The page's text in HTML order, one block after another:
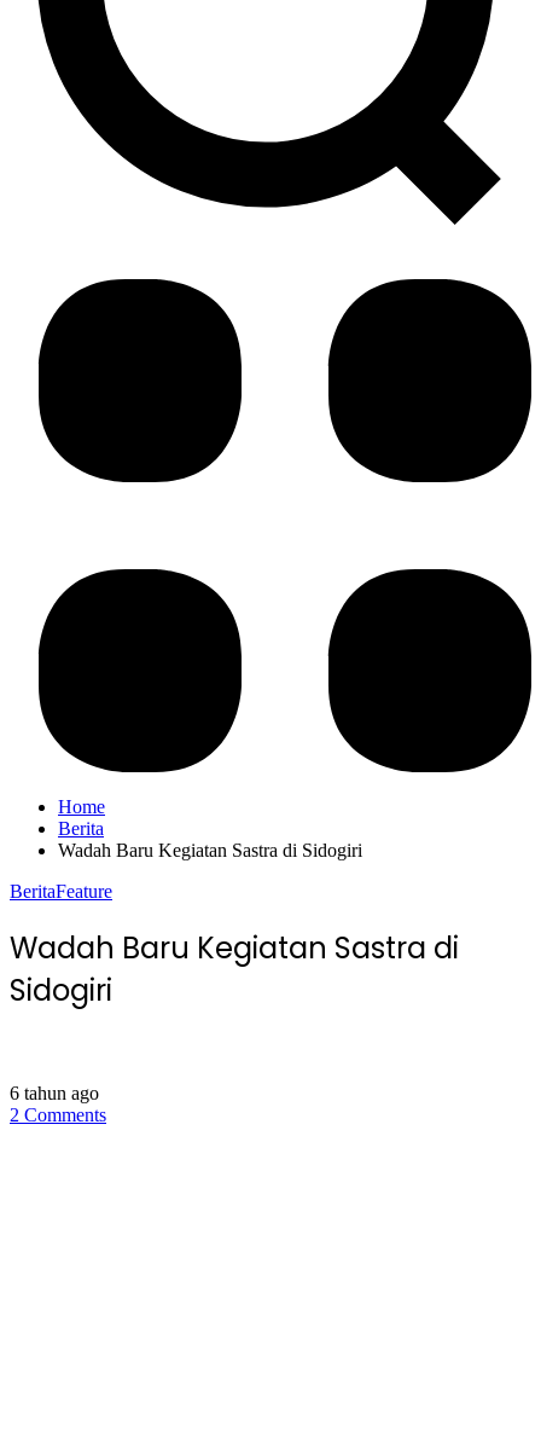
Home
Berita
Wadah Baru Kegiatan Sastra di Sidogiri
BeritaFeature
Wadah Baru Kegiatan Sastra di
Sidogiri
6 tahun ago
2 Comments